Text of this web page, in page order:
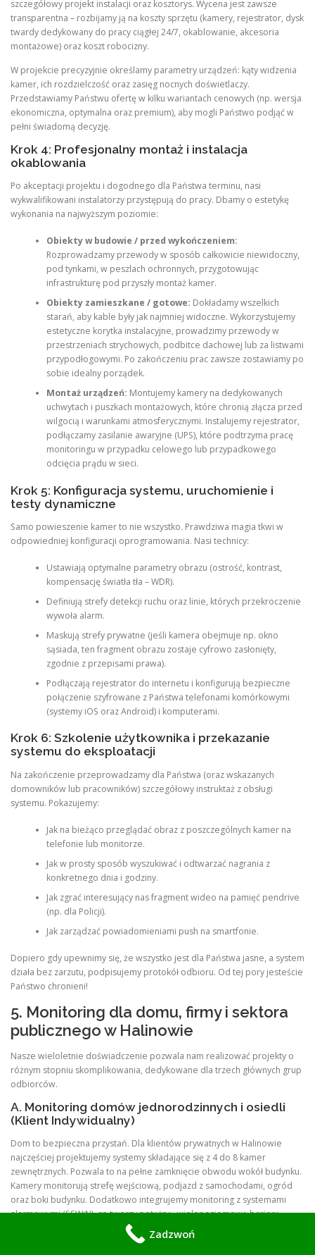
szczegółowy projekt instalacji oraz kosztorys. Wycena jest zawsze
transparentna – rozbijamy ją na koszty sprzętu (kamery, rejestrator, dysk
twardy dedykowany do pracy ciągłej 24/7, okablowanie, akcesoria
montażowe) oraz koszt robocizny.
W projekcie precyzyjnie określamy parametry urządzeń: kąty widzenia
kamer, ich rozdzielczość oraz zasięg nocnych doświetlaczy.
Przedstawiamy Państwu ofertę w kilku wariantach cenowych (np. wersja
ekonomiczna, optymalna oraz premium), aby mogli Państwo podjąć w
pełni świadomą decyzję.
Krok 4: Profesjonalny montaż i instalacja
okablowania
Po akceptacji projektu i dogodnego dla Państwa terminu, nasi
wykwalifikowani instalatorzy przystępują do pracy. Dbamy o estetykę
wykonania na najwyższym poziomie:
Obiekty w budowie / przed wykończeniem:
Rozprowadzamy przewody w sposób całkowicie niewidoczny,
pod tynkami, w peszlach ochronnych, przygotowując
infrastrukturę pod przyszły montaż kamer.
Obiekty zamieszkane / gotowe: Dokładamy wszelkich
starań, aby kable były jak najmniej widoczne. Wykorzystujemy
estetyczne korytka instalacyjne, prowadzimy przewody w
przestrzeniach strychowych, podbitce dachowej lub za listwami
przypodłogowymi. Po zakończeniu prac zawsze zostawiamy po
sobie idealny porządek.
Montaż urządzeń: Montujemy kamery na dedykowanych
uchwytach i puszkach montażowych, które chronią złącza przed
wilgocią i warunkami atmosferycznymi. Instalujemy rejestrator,
podłączamy zasilanie awaryjne (UPS), które podtrzyma pracę
monitoringu w przypadku celowego lub przypadkowego
odcięcia prądu w sieci.
Krok 5: Konfiguracja systemu, uruchomienie i
testy dynamiczne
Samo powieszenie kamer to nie wszystko. Prawdziwa magia tkwi w
odpowiedniej konfiguracji oprogramowania. Nasi technicy:
Ustawiają optymalne parametry obrazu (ostrość, kontrast,
kompensację światła tła – WDR).
Definiują strefy detekcji ruchu oraz linie, których przekroczenie
wywoła alarm.
Maskują strefy prywatne (jeśli kamera obejmuje np. okno
sąsiada, ten fragment obrazu zostaje cyfrowo zasłonięty,
zgodnie z przepisami prawa).
Podłączają rejestrator do internetu i konfigurują bezpieczne
połączenie szyfrowane z Państwa telefonami komórkowymi
(systemy iOS oraz Android) i komputerami.
Krok 6: Szkolenie użytkownika i przekazanie
systemu do eksploatacji
Na zakończenie przeprowadzamy dla Państwa (oraz wskazanych
domowników lub pracowników) szczegółowy instruktaż z obsługi
systemu. Pokazujemy:
Jak na bieżąco przeglądać obraz z poszczególnych kamer na
telefonie lub monitorze.
Jak w prosty sposób wyszukiwać i odtwarzać nagrania z
konkretnego dnia i godziny.
Jak zgrać interesujący nas fragment wideo na pamięć pendrive
(np. dla Policji).
Jak zarządzać powiadomieniami push na smartfonie.
Dopiero gdy upewnimy się, że wszystko jest dla Państwa jasne, a system
działa bez zarzutu, podpisujemy protokół odbioru. Od tej pory jesteście
Państwo chronieni!
5. Monitoring dla domu, firmy i sektora
publicznego w Halinowie
Nasze wieloletnie doświadczenie pozwala nam realizować projekty o
różnym stopniu skomplikowania, dedykowane dla trzech głównych grup
odbiorców.
A. Monitoring domów jednorodzinnych i osiedli
(Klient Indywidualny)
Dom to bezpieczna przystań. Dla klientów prywatnych w Halinowie
najczęściej projektujemy systemy składające się z 4 do 8 kamer
zewnętrznych. Pozwala to na pełne zamknięcie obwodu wokół budynku.
Kamery monitorują strefę wejściową, podjazd z samochodami, ogród
oraz boki budynku. Dodatkowo integrujemy monitoring z systemami
alarmowymi (SSWiN), co tworzy potężną, wielopoziomową barierę
ochronną dla Twojego mienia.
Zadzwoń